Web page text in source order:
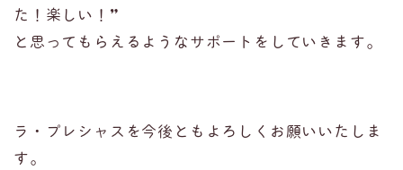
た！楽しい！”
と思ってもらえるようなサポートをしていきます。
ラ・プレシャスを今後ともよろしくお願いいたしま
す。